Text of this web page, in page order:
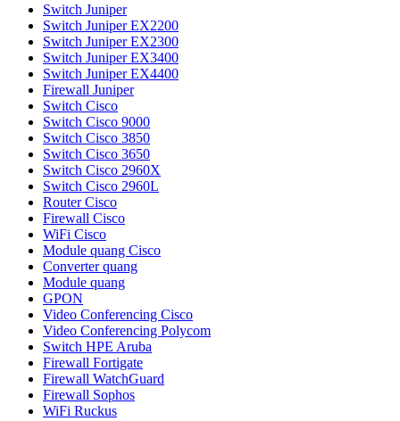
Switch Juniper
Switch Juniper EX2200
Switch Juniper EX2300
Switch Juniper EX3400
Switch Juniper EX4400
Firewall Juniper
Switch Cisco
Switch Cisco 9000
Switch Cisco 3850
Switch Cisco 3650
Switch Cisco 2960X
Switch Cisco 2960L
Router Cisco
Firewall Cisco
WiFi Cisco
Module quang Cisco
Converter quang
Module quang
GPON
Video Conferencing Cisco
Video Conferencing Polycom
Switch HPE Aruba
Firewall Fortigate
Firewall WatchGuard
Firewall Sophos
WiFi Ruckus